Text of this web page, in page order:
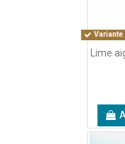
Lime